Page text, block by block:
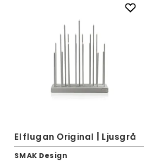
Elflugan Original | Ljusgrå
SMAK Design